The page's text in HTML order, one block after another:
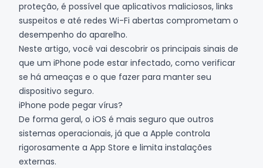
proteção, é possível que aplicativos maliciosos, links
suspeitos e até redes Wi-Fi abertas comprometam o
desempenho do aparelho.
Neste artigo, você vai descobrir os principais sinais de
que um iPhone pode estar infectado, como verificar
se há ameaças e o que fazer para manter seu
dispositivo seguro.
iPhone pode pegar vírus?
De forma geral, o iOS é mais seguro que outros
sistemas operacionais, já que a Apple controla
rigorosamente a App Store e limita instalações
externas.